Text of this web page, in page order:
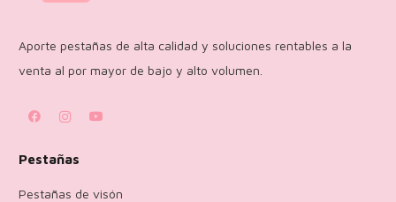
Aporte pestañas de alta calidad y soluciones rentables a la
venta al por mayor de bajo y alto volumen.
Pestañas
Pestañas de visón